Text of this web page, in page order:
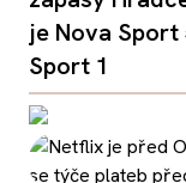
je Nova Sport
Sport 1